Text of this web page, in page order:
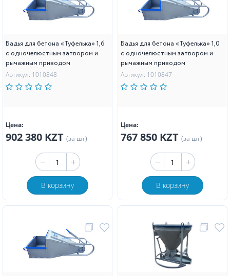
Бадья для бетона «Туфелька» 1,6
с одночелюстным затвором и
рычажным приводом
Артикул: 1010848
Цена:
902 380 KZT (за шт)
В корзину
Бадья для бетона «Туфелька» 1,0
с одночелюстным затвором и
рычажным приводом
Артикул: 1010847
Цена:
767 850 KZT (за шт)
В корзину